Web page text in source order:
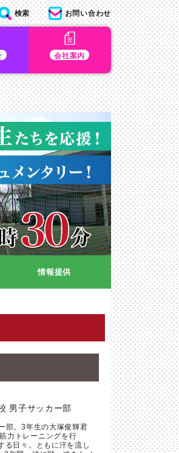
会社案内
検索 お問い合わせ
情報提供
男子サッカー部
部。3年生の大塚俊輝君
力トレーニングを行
る日々。ともに汗を流し